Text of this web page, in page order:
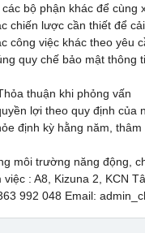
bộ phận khác để cùng
chiến lược cần thiết để
công việc khác theo yêu
quy chế bảo mật thông
thuận khi phỏng vấn
lợi theo quy định của
định kỳ hằng năm,
môi trường năng động,
: A8, Kizuna 2, KCN
992 048 Email: